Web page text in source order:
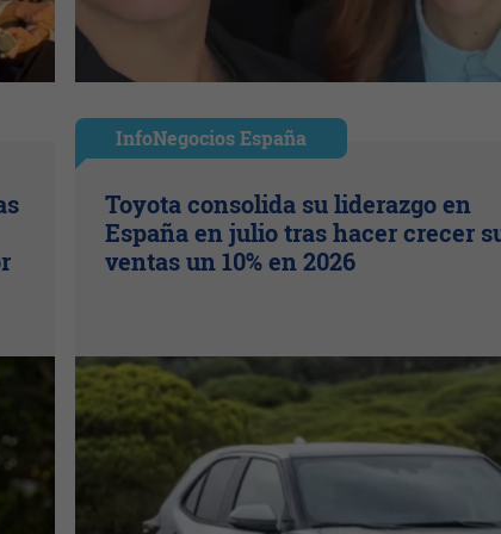
InfoNegocios España
Toyota consolida su liderazgo en
España en julio tras hacer crecer
ventas un 10% en 2026